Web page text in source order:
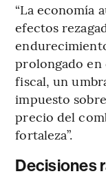
“La economía
efectos
prolongado en
fiscal, un
impuesto
precio del
fortaleza”.
Decisiones